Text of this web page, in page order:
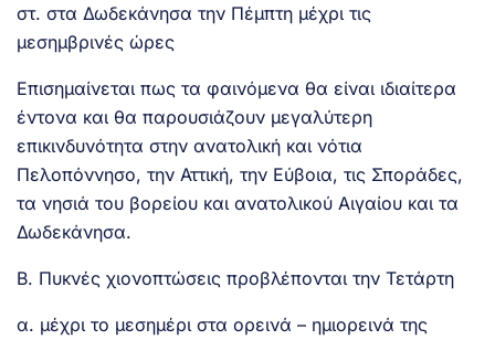
στ. στα Δωδεκάνησα την Πέμπτη μέχρι τις
μεσημβρινές ώρες
Επισημαίνεται πως τα φαινόμενα θα είναι ιδιαίτερα
έντονα και θα παρουσιάζουν μεγαλύτερη
επικινδυνότητα στην ανατολική και νότια
Πελοπόννησο, την Αττική, την Εύβοια, τις Σποράδες,
τα νησιά του βορείου και ανατολικού Αιγαίου και τα
Δωδεκάνησα.
Β. Πυκνές χιονοπτώσεις προβλέπονται την Τετάρτη
α. μέχρι το μεσημέρι στα ορεινά – ημιορεινά της